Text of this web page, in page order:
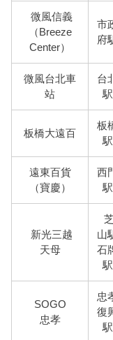
微風信義
（Breeze
Center）
市
府
微風台北車
站
台
駅
板橋大遠百
板
駅
遠東百貨
（寶慶）
西
駅
新光三越
天母
山
石
駅
SOGO
忠孝
忠
復
駅